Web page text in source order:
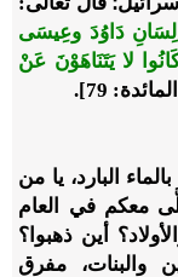
دَاوُدَ وعِيسَى
لا يَتَنَاهَوْنَ عَنْ
79]
.
البارد، يا من
معكم في العام
أين ذهبوا؟
والبنات، مفرق